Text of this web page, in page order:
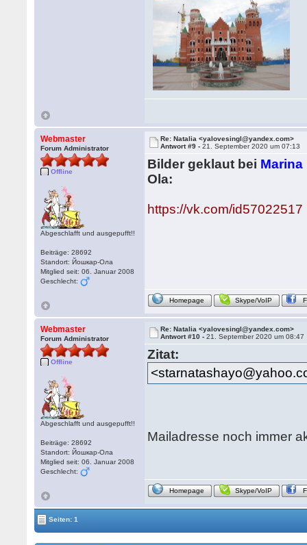
Webmaster
Forum Administrator
Offline
Abgeschlafft und ausgepufft!!
Beiträge: 28692
Standort: Йошкар-Ола
Mitglied seit: 06. Januar 2008
Geschlecht:
Re: Natalia <yalovesingl@yandex.com>
Antwort #9 -21. September 2020 um 07:13
Bilder geklaut bei
Ola:
https://vk.com/id57022517
Homepage Skype/VoIP
Webmaster
Forum Administrator
Offline
Abgeschlafft und ausgepufft!!
Beiträge: 28692
Standort: Йошкар-Ола
Mitglied seit: 06. Januar 2008
Geschlecht:
Re: Natalia <yalovesingl@yandex.com>
Antwort #10 -21. September 2020 um 08:47
Zitat:
Mailadresse noch immer
Homepage Skype/VoIP
Seiten: 1